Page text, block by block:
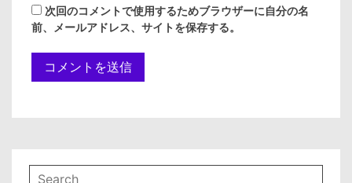
次回のコメントで使用するためブラウザーに自分の名
前、メールアドレス、サイトを保存する。